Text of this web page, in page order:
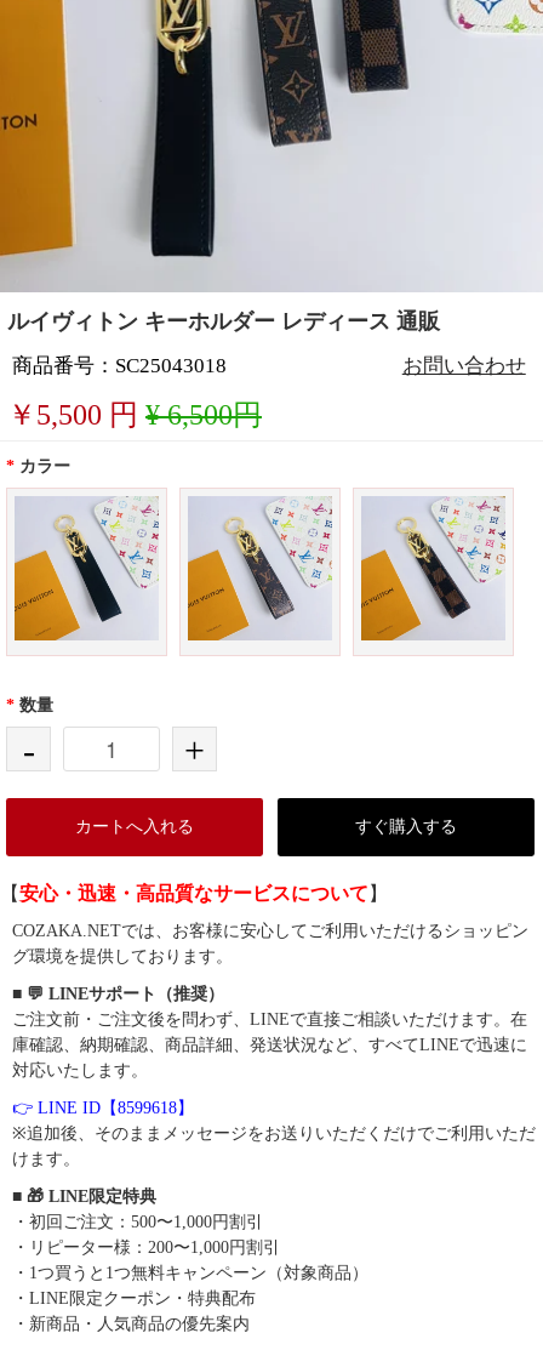
ルイヴィトン キーホルダー レディース 通販
商品番号：SC25043018 お問い合わせ
￥ 5,500 円 ¥ 6,500円
* カラー
* 数量
- +
カートへ入れる すぐ購入する
【安心・迅速・高品質なサービスについて 】
COZAKA.NETでは、お客様に安心してご利用いただけるショッピン
グ環境を提供しております。
■ 💬 LINEサポート（推奨）
ご注文前・ご注文後を問わず、LINEで直接ご相談いただけます。在
庫確認、納期確認、商品詳細、発送状況など、すべてLINEで迅速に
対応いたします。
👉 LINE ID【8599618】
※追加後、そのままメッセージをお送りいただくだけでご利用いただ
けます。
■ 🎁 LINE限定特典
・初回ご注文：500〜1,000円割引
・リピーター様：200〜1,000円割引
・1つ買うと1つ無料キャンペーン（対象商品）
・LINE限定クーポン・特典配布
・新商品・人気商品の優先案内